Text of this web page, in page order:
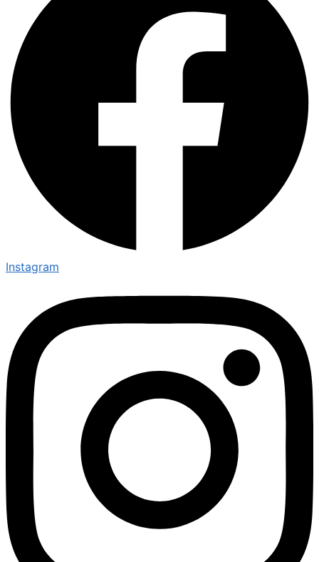
Instagram